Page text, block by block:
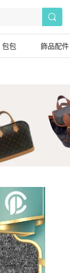
包包 飾品配件